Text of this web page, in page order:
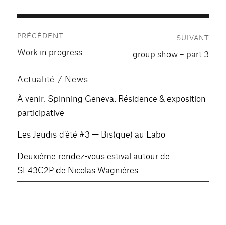
de
PRÉCÉDENT
Publication
Work in progress
SUIVANT
Publication
group show – part 3
Actualité / News
À venir: Spinning Geneva: Résidence & exposition
participative
Les Jeudis d’été #3 — Bis(que) au Labo
Deuxième rendez-vous estival autour de
SF43C2P de Nicolas Wagnières